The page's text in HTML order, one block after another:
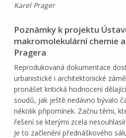
Karel Prager
Poznámky k projektu
makromolekulární chemie
Pragera
Reprodukovaná dokumentace
urbanistické i architektonické
pronášet kritická hodnocení
soudů, jak ještě nedávno bývalo
několik připomínek. Začnu těmi,
řešení se kterými zcela
Je to začlenění přednáškového